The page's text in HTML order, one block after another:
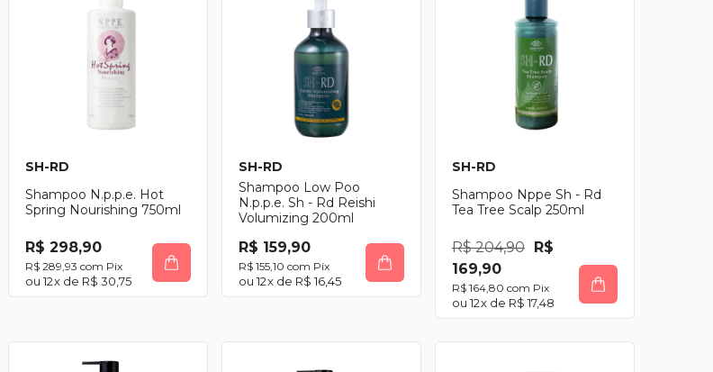
SH-RD
Shampoo N.p.p.e. Hot
Spring Nourishing 750ml
R$ 298,90
R$ 289,93 com Pix
12x de R$ 30,75
SH-RD
Shampoo Low Poo
N.p.p.e. Sh - Rd Reishi
Volumizing 200ml
R$ 159,90
R$ 155,10 com Pix
12x de R$ 16,45
SH-RD
Shampoo Nppe Sh - Rd
Tea Tree Scalp 250ml
R$ 204,90 R$
169,90
R$ 164,80 com Pix
12x de R$ 17,48